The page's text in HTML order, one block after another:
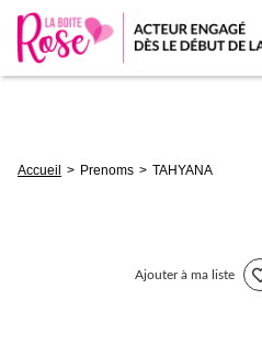
d'Ariane
Accueil Prenoms TAHYANA
Ajouter à ma liste